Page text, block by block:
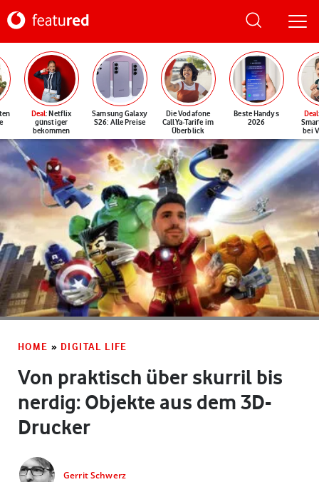
Deal: Netflix
günstiger
bekommen
Samsung Galaxy
S26: Alle Preise
Die Vodafone
CallYa-Tarife im
Überblick
Beste Handys
2026
Deal
bei
HOME » DIGITAL LIFE
Von praktisch über skurril bis
nerdig: Objekte aus dem 3D-
Drucker
Gerrit Schwerz